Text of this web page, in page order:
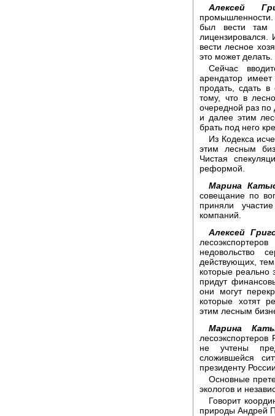
Алексей
был вести там
вести лесное
это может делать.
Сейчас
арендатор
продать, сдать
тому, что в
очередной раз по
и далее этим
брать под него
Из Кодекса
этим лесным
Чистая
реформой.
Марина
совещание по
приняли
компаний.
Алексей
недовольство
действующих,
которые реально
придут
они могут
которые хотят
этим лесным
Марина
не учтены
сложившейся
президенту
Основные
экологов и
Говорит
природы Андрей